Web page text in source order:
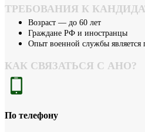
ТРЕБОВАНИЯ К
Возраст — до 60 лет
Граждане РФ и иностранцы
Опыт военной службы является
КАК СВЯЗАТЬСЯ С АНО?
По телефону